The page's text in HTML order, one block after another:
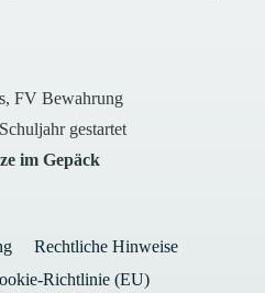
, FV Bewahrung
gestartet
im Gepäck
Rechtliche Hinweise
Richtlinie (EU)